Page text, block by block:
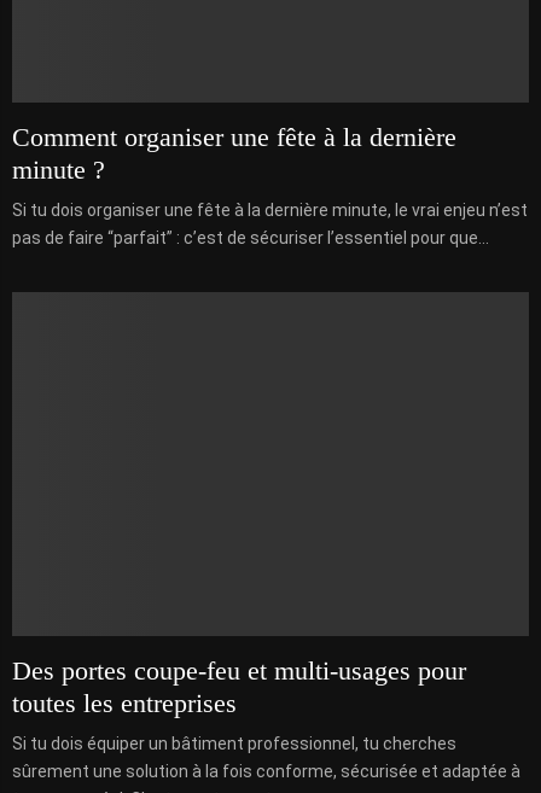
Comment organiser une fête à la dernière
minute ?
Si tu dois organiser une fête à la dernière minute, le vrai enjeu n’est
pas de faire “parfait” : c’est de sécuriser l’essentiel pour que...
Des portes coupe-feu et multi-usages pour
toutes les entreprises
Si tu dois équiper un bâtiment professionnel, tu cherches
sûrement une solution à la fois conforme, sécurisée et adaptée à